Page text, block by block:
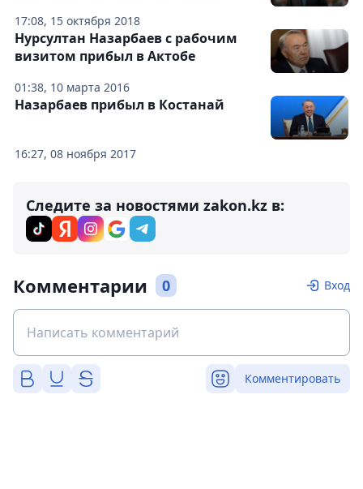
17:08, 15 октября 2018
01:38, 10 марта 2016
Нурсултан Назарбаев с рабочим
визитом прибыл в Актобе
16:27, 08 ноября 2017
Назарбаев прибыл в Костанай
Следите за новостями zakon.kz в:
Комментарии 0 Вход
Комментировать